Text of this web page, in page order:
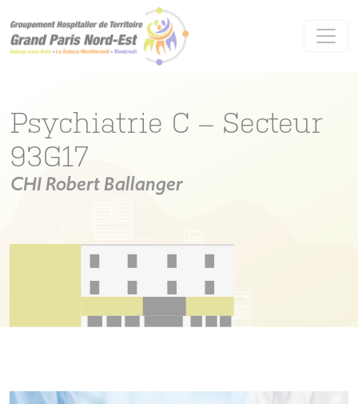
Psychiatrie C – Secteur
93G17
CHI Robert Ballanger
Panneau de gestion des cookies